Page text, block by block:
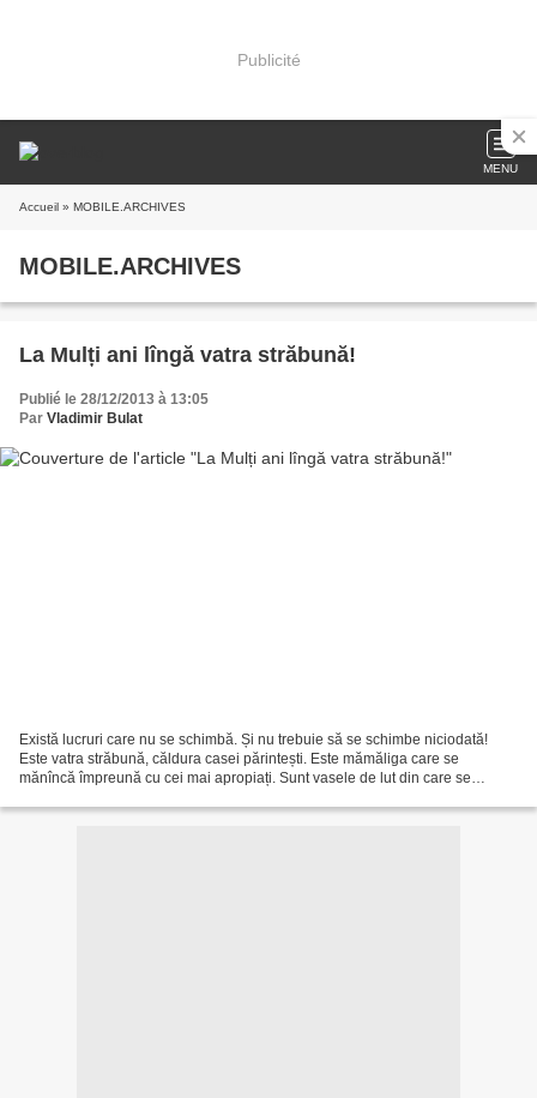
Publicité
MENU
Accueil » MOBILE.ARCHIVES
MOBILE.ARCHIVES
La Mulți ani lîngă vatra străbună!
Publié le 28/12/2013 à 13:05
Par Vladimir Bulat
Există lucruri care nu se schimbă. Și nu trebuie să se schimbe niciodată!
Este vatra străbună, căldura casei părintești. Este mămăliga care se
mănîncă împreună cu cei mai apropiați. Sunt vasele de lut din care se